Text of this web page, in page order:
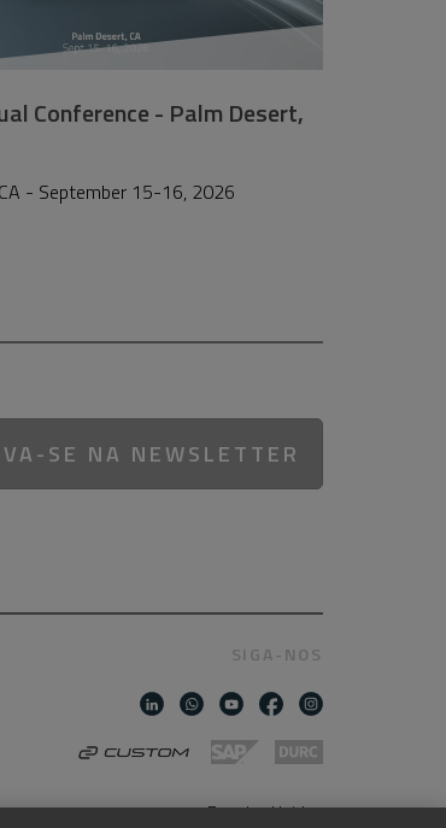
Conference - Palm Desert,
- September 15-16, 2026
SE NA NEWSLETTER
SIGA-NOS
Estados Unidos